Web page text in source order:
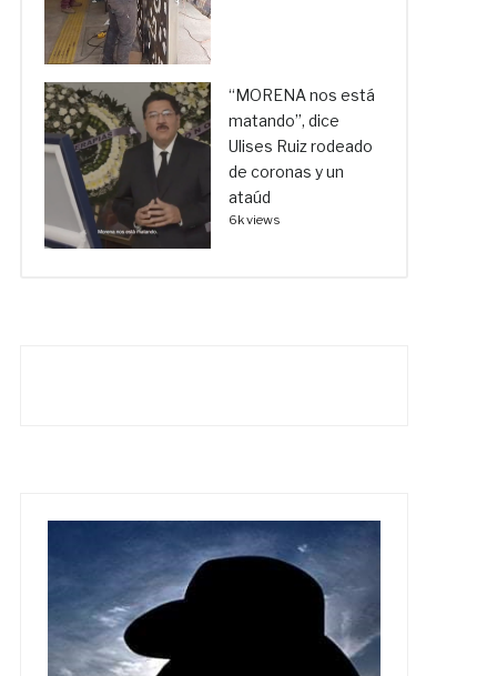
“MORENA nos está
matando”, dice
Ulises Ruiz rodeado
de coronas y un
ataúd
6k views